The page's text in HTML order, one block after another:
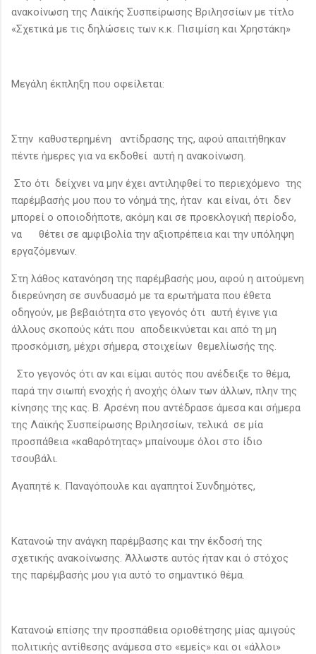
ανακοίνωση της Λαϊκής Συσπείρωσης Βριλησσίων με τίτλο
«Σχετικά με τις δηλώσεις των κ.κ. Πισιμίση και Χρηστάκη»
Μεγάλη έκπληξη που οφείλεται:
Στην καθυστερημένη αντίδρασης της, αφού απαιτήθηκαν
πέντε ήμερες για να εκδοθεί αυτή η ανακοίνωση.
Στο ότι δείχνει να μην έχει αντιληφθεί το περιεχόμενο της
παρέμβασής μου που το νόημά της, ήταν και είναι, ότι δεν
μπορεί ο οποιοδήποτε, ακόμη και σε προεκλογική περίοδο,
να θέτει σε αμφιβολία την αξιοπρέπεια και την υπόληψη
εργαζόμενων.
Στη λάθος κατανόηση της παρέμβασής μου, αφού η αιτούμενη
διερεύνηση σε συνδυασμό με τα ερωτήματα που έθετα
οδηγούν, με βεβαιότητα στο γεγονός ότι αυτή έγινε για
άλλους σκοπούς κάτι που αποδεικνύεται και από τη μη
προσκόμιση, μέχρι σήμερα, στοιχείων θεμελίωσής της.
Στο γεγονός ότι αν και είμαι αυτός που ανέδειξε το θέμα,
παρά την σιωπή ενοχής ή ανοχής όλων των άλλων, πλην της
κίνησης της κας. Β. Αρσένη που αντέδρασε άμεσα και σήμερα
της Λαϊκής Συσπείρωσης Βριλησσίων, τελικά σε μία
προσπάθεια «καθαρότητας» μπαίνουμε όλοι στο ίδιο
τσουβάλι.
Αγαπητέ κ. Παναγόπουλε και αγαπητοί Συνδημότες,
Κατανοώ την ανάγκη παρέμβασης και την έκδοσή της
σχετικής ανακοίνωσης. Άλλωστε αυτός ήταν και ό στόχος
της παρέμβασής μου για αυτό το σημαντικό θέμα.
Κατανοώ επίσης την προσπάθεια οριοθέτησης μίας αμιγούς
πολιτικής αντίθεσης ανάμεσα στο «εμείς» και οι «άλλοι»